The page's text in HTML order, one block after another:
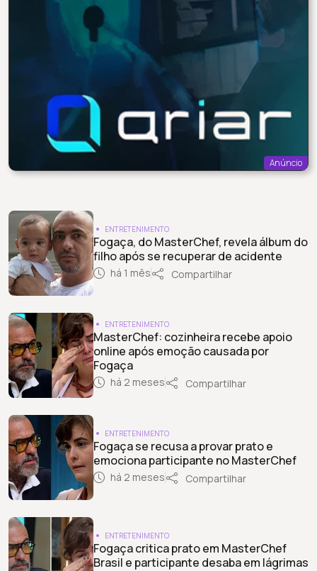
Anúncio
ENTRETENIMENTO
Fogaça, do MasterChef, revela álbum do
filho após se recuperar de acidente
há 1 mês Compartilhar
ENTRETENIMENTO
MasterChef: cozinheira recebe apoio
online após emoção causada por
Fogaça
há 2 meses Compartilhar
ENTRETENIMENTO
Fogaça se recusa a provar prato e
emociona participante no MasterChef
há 2 meses Compartilhar
ENTRETENIMENTO
Fogaça critica prato em MasterChef
Brasil e participante desaba em lágrimas